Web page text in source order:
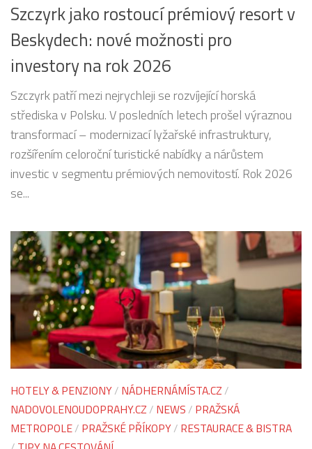
Szczyrk jako rostoucí prémiový resort v
Beskydech: nové možnosti pro
investory na rok 2026
Szczyrk patří mezi nejrychleji se rozvíjející horská
střediska v Polsku. V posledních letech prošel výraznou
transformací – modernizací lyžařské infrastruktury,
rozšířením celoroční turistické nabídky a nárůstem
investic v segmentu prémiových nemovitostí. Rok 2026
se...
HOTELY & PENZIONY/ NÁDHERNÁMÍSTA.CZ /
NADOVOLENOUDOPRAHY.CZ / NEWS / PRAŽSKÁ
METROPOLE/ PRAŽSKÉ PŘÍKOPY/ RESTAURACE & BISTRA